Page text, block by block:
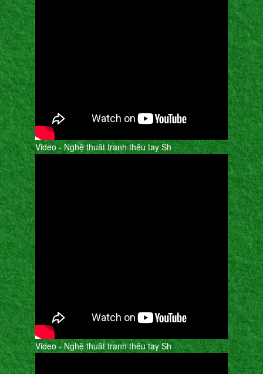
Video - Nghệ thuât tranh thêu tay Sh
Video - Nghệ thuât tranh thêu tay Sh